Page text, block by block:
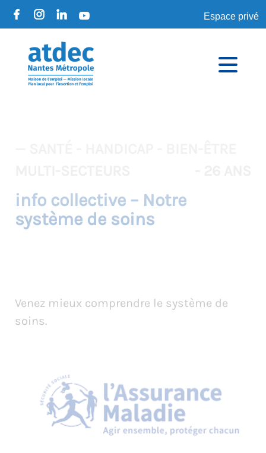
Espace privé
info collective – Notre
système de soins
Venez mieux comprendre le système de
soins.